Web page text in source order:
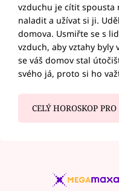
vzduchu je cítit spousta
naladit a užívat si ji.
domova. Usmiřte se s
vzduch, aby vztahy
se váš domov stal
svého já, proto si ho
CELÝ HOROSKOP